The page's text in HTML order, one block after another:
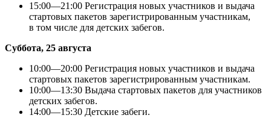
15:00—21:00 Регистрация новых участников и выдача
стартовых пакетов зарегистрированным участникам,
в том числе для детских забегов.
Суббота, 25 августа
10:00—20:00 Регистрация новых участников и выдача
стартовых пакетов зарегистрированным участникам.
10:00—13:30 Выдача стартовых пакетов для участников
детских забегов.
14:00—15:30 Детские забеги.